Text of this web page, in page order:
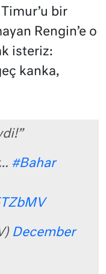
bir
Rengin’e o
isteriz:
kanka,
#Bahar
December